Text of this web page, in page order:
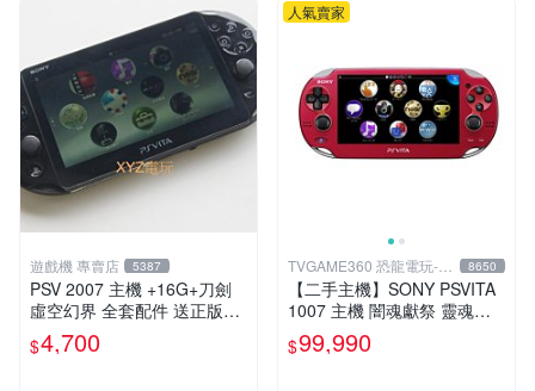
遊戲機 專賣店 5387
PSV 2007 主機 +16G+刀劍
虛空幻界 全套配件 送正版遊
$4,700
人氣賣家
TVGAME360 恐龍電玩-台
中店
8650
【二手主機】SONY PSVITA
1007 主機 闇魂獻祭 靈魂祭
品 附充電器 USB傳輸線 PS
VITA PSV
$99,990